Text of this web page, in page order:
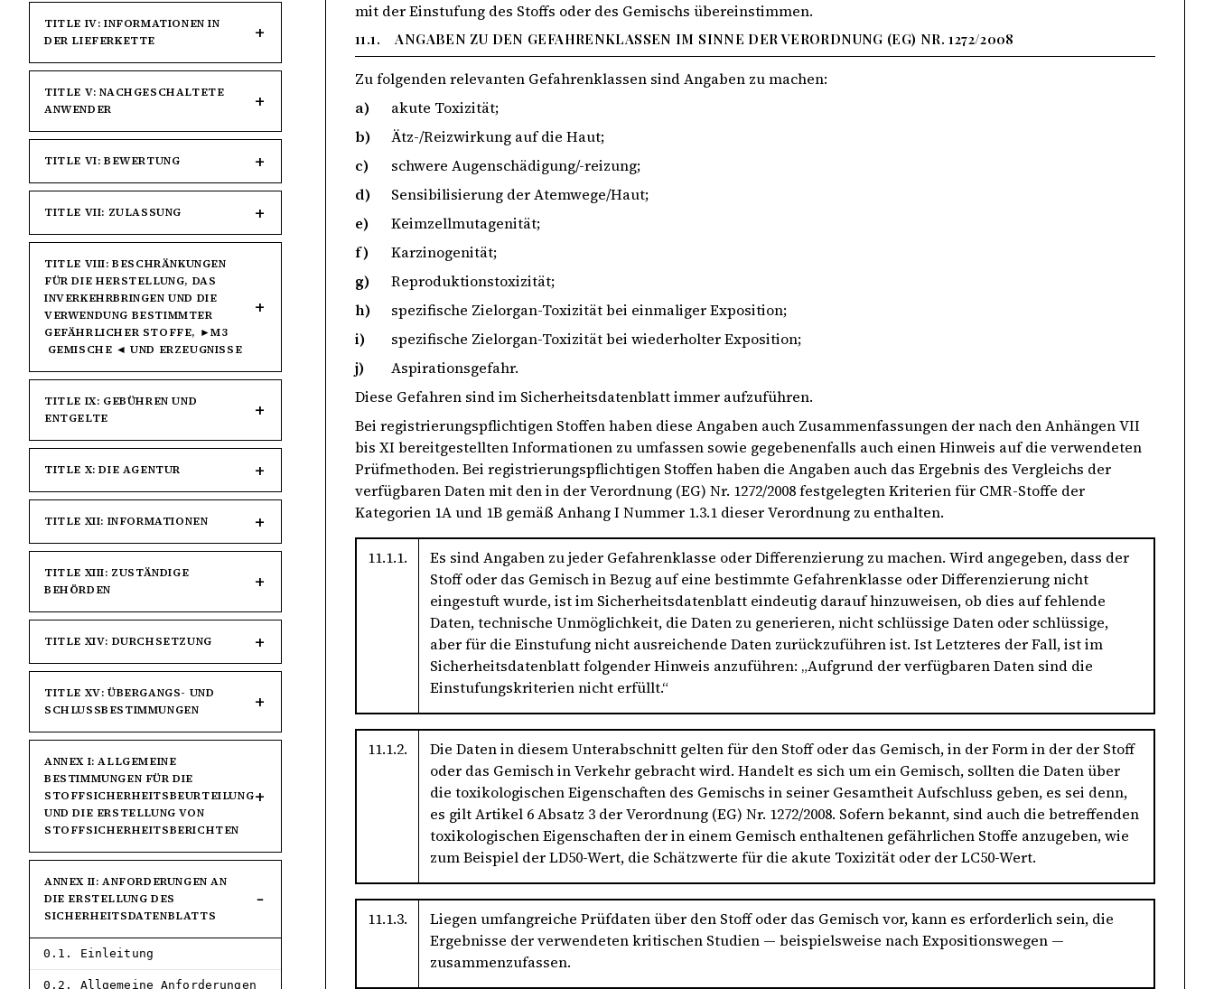
TITLE IV: INFORMATIONEN IN
DER LIEFERKETTE
TITLE V: NACHGESCHALTETE
ANWENDER
TITLE VI: BEWERTUNG
TITLE VII: ZULASSUNG
TITLE VIII: BESCHRÄNKUNGEN
FÜR DIE HERSTELLUNG, DAS
INVERKEHRBRINGEN UND DIE
VERWENDUNG BESTIMMTER
GEFÄHRLICHER STOFFE, ►M3
GEMISCHE ◄ UND ERZEUGNISSE
TITLE IX: GEBÜHREN UND
ENTGELTE
TITLE X: DIE AGENTUR
TITLE XII: INFORMATIONEN
TITLE XIII: ZUSTÄNDIGE
BEHÖRDEN
TITLE XIV: DURCHSETZUNG
TITLE XV: ÜBERGANGS- UND
SCHLUSSBESTIMMUNGEN
ANNEX I: ALLGEMEINE
BESTIMMUNGEN FÜR DIE
STOFFSICHERHEITSBEURTEILUNG
UND DIE ERSTELLUNG VON
STOFFSICHERHEITSBERICHTEN
ANNEX II: ANFORDERUNGEN AN
DIE ERSTELLUNG DES
SICHERHEITSDATENBLATTS
0.1. Einleitung
0.2. Allgemeine Anforderungen
mit der Einstufung des Stoffs oder des Gemischs übereinstimmen.
11.1. ANGABEN ZU DEN GEFAHRENKLASSEN IM SINNE DER VERORDNUNG (EG) NR. 1272/2008
Zu folgenden relevanten Gefahrenklassen sind Angaben zu machen:
a)
akute Toxizität;
b)
Ätz-/Reizwirkung auf die Haut;
c)
schwere Augenschädigung/-reizung;
d)
Sensibilisierung der Atemwege/Haut;
e)
Keimzellmutagenität;
f)
Karzinogenität;
g)
Reproduktionstoxizität;
h)
spezifische Zielorgan-Toxizität bei einmaliger Exposition;
i)
spezifische Zielorgan-Toxizität bei wiederholter Exposition;
j)
Aspirationsgefahr.
Diese Gefahren sind im Sicherheitsdatenblatt immer aufzuführen.
Bei registrierungspflichtigen Stoffen haben diese Angaben auch Zusammenfassungen der nach den Anhängen VII
bis XI bereitgestellten Informationen zu umfassen sowie gegebenenfalls auch einen Hinweis auf die verwendeten
Prüfmethoden. Bei registrierungspflichtigen Stoffen haben die Angaben auch das Ergebnis des Vergleichs der
verfügbaren Daten mit den in der Verordnung (EG) Nr. 1272/2008 festgelegten Kriterien für CMR-Stoffe der
Kategorien 1A und 1B gemäß Anhang I Nummer 1.3.1 dieser Verordnung zu enthalten.
11.1.1.
Es sind Angaben zu jeder Gefahrenklasse oder Differenzierung zu machen. Wird angegeben, dass der
Stoff oder das Gemisch in Bezug auf eine bestimmte Gefahrenklasse oder Differenzierung nicht
eingestuft wurde, ist im Sicherheitsdatenblatt eindeutig darauf hinzuweisen, ob dies auf fehlende
Daten, technische Unmöglichkeit, die Daten zu generieren, nicht schlüssige Daten oder schlüssige,
aber für die Einstufung nicht ausreichende Daten zurückzuführen ist. Ist Letzteres der Fall, ist im
Sicherheitsdatenblatt folgender Hinweis anzuführen: „Aufgrund der verfügbaren Daten sind die
Einstufungskriterien nicht erfüllt.“
11.1.2.
Die Daten in diesem Unterabschnitt gelten für den Stoff oder das Gemisch, in der Form in der der Stoff
oder das Gemisch in Verkehr gebracht wird. Handelt es sich um ein Gemisch, sollten die Daten über
die toxikologischen Eigenschaften des Gemischs in seiner Gesamtheit Aufschluss geben, es sei denn,
es gilt Artikel 6 Absatz 3 der Verordnung (EG) Nr. 1272/2008. Sofern bekannt, sind auch die betreffenden
toxikologischen Eigenschaften der in einem Gemisch enthaltenen gefährlichen Stoffe anzugeben, wie
zum Beispiel der LD50-Wert, die Schätzwerte für die akute Toxizität oder der LC50-Wert.
11.1.3.
Liegen umfangreiche Prüfdaten über den Stoff oder das Gemisch vor, kann es erforderlich sein, die
Ergebnisse der verwendeten kritischen Studien — beispielsweise nach Expositionswegen —
zusammenzufassen.